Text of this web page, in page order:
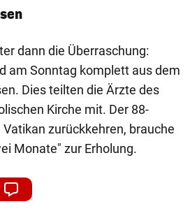
dann die Überraschung:
am Sonntag komplett aus dem
Dies teilten die Ärzte des
Kirche mit. Der 88-
zurückkehren, brauche
Monate" zur Erholung.